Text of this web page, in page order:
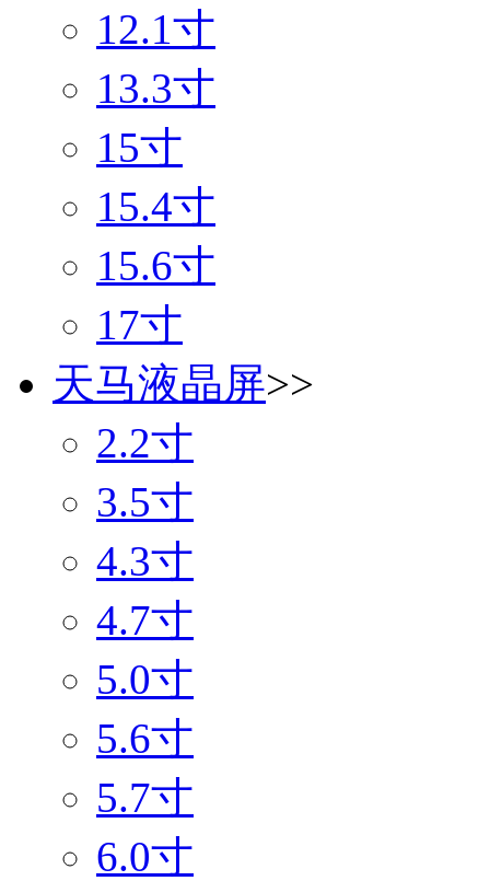
12.1寸
13.3寸
15寸
15.4寸
15.6寸
17寸
天马液晶屏>>
2.2寸
3.5寸
4.3寸
4.7寸
5.0寸
5.6寸
5.7寸
6.0寸